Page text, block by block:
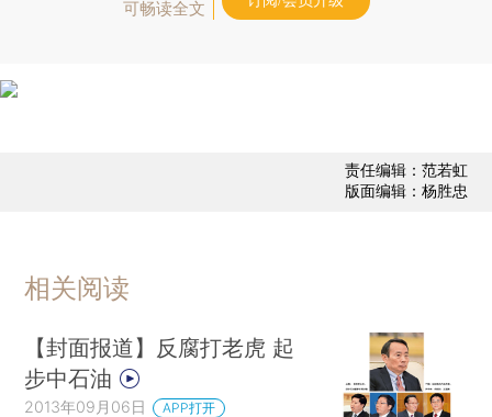
可畅读全文
责任编辑：范若虹
版面编辑：杨胜忠
相关阅读
【封面报道】反腐打老虎 起
步中石油
2013年09月06日 APP打开